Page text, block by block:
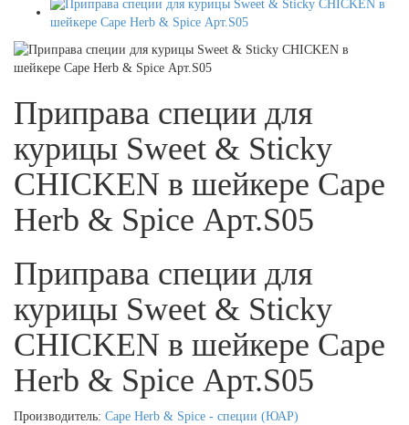
Приправа специи для
курицы Sweet & Sticky
CHICKEN в шейкере Cape
Herb & Spice Арт.S05
Приправа специи для
курицы Sweet & Sticky
CHICKEN в шейкере Cape
Herb & Spice Арт.S05
Производитель: Cape Herb & Spice - специи (ЮАР)